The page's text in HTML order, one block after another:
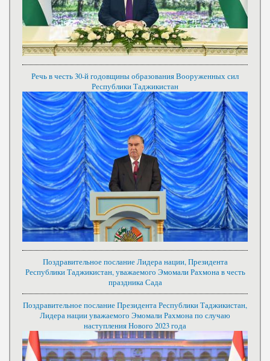
Речь в честь 30-й годовщины образования Вооруженных сил
Республики Таджикистан
Поздравительное послание Лидера нации, Президента
Республики Таджикистан, уважаемого Эмомали Рахмона в честь
праздника Сада
Поздравительное послание Президента Республики Таджикистан,
Лидера нации уважаемого Эмомали Рахмона по случаю
наступления Нового 2023 года